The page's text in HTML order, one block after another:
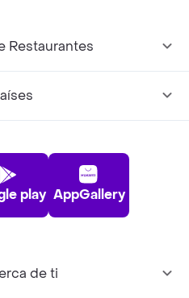
Restaurantes
play AppGallery
de ti